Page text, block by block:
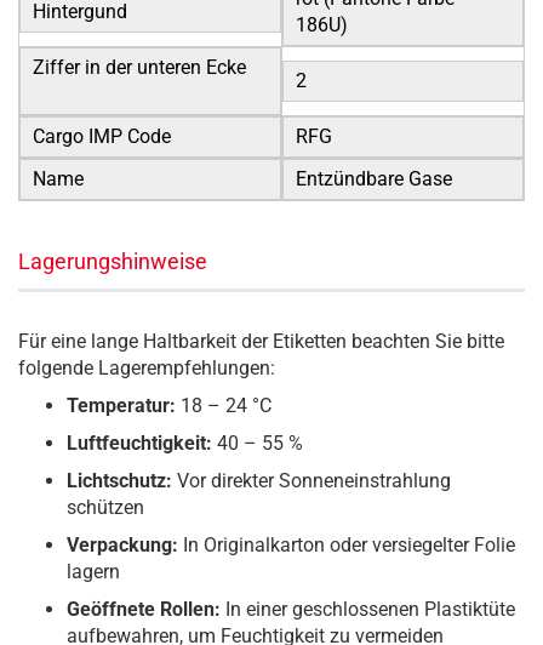
Hintergund
186U)
Ziffer in der unteren Ecke
2
Cargo IMP Code
RFG
Name
Entzündbare Gase
Lagerungshinweise
Für eine lange Haltbarkeit der Etiketten beachten Sie bitte
folgende Lagerempfehlungen:
Temperatur: 18 – 24 °C
Luftfeuchtigkeit: 40 – 55 %
Lichtschutz: Vor direkter Sonneneinstrahlung
schützen
Verpackung: In Originalkarton oder versiegelter Folie
lagern
Geöffnete Rollen: In einer geschlossenen Plastiktüte
aufbewahren, um Feuchtigkeit zu vermeiden